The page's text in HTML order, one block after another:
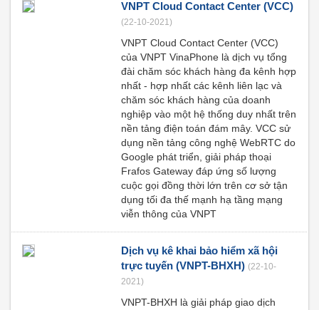
VNPT Cloud Contact Center (VCC)
(22-10-2021)
VNPT Cloud Contact Center (VCC)
của VNPT VinaPhone là dịch vụ tổng
đài chăm sóc khách hàng đa kênh hợp
nhất - hợp nhất các kênh liên lạc và
chăm sóc khách hàng của doanh
nghiệp vào một hệ thống duy nhất trên
nền tảng điện toán đám mây. VCC sử
dụng nền tảng công nghệ WebRTC do
Google phát triển, giải pháp thoại
Frafos Gateway đáp ứng số lượng
cuộc gọi đồng thời lớn trên cơ sở tận
dụng tối đa thế mạnh hạ tầng mạng
viễn thông của VNPT
Dịch vụ kê khai bảo hiểm xã hội
trực tuyến (VNPT-BHXH) (22-10-
2021)
VNPT-BHXH là giải pháp giao dịch